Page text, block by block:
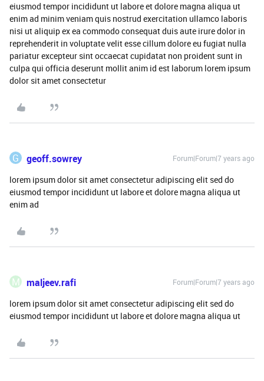
eiusmod tempor incididunt ut labore et dolore magna aliqua ut
enim ad minim veniam quis nostrud exercitation ullamco laboris
nisi ut aliquip ex ea commodo consequat duis aute irure dolor in
reprehenderit in voluptate velit esse cillum dolore eu fugiat nulla
pariatur excepteur sint occaecat cupidatat non proident sunt in
culpa qui officia deserunt mollit anim id est laborum lorem ipsum
dolor sit amet consectetur
G geoff.sowrey Forum|Forum|7 years ago
lorem ipsum dolor sit amet consectetur adipiscing elit sed do
eiusmod tempor incididunt ut labore et dolore magna aliqua ut
enim ad
M maljeev.rafi Forum|Forum|7 years ago
lorem ipsum dolor sit amet consectetur adipiscing elit sed do
eiusmod tempor incididunt ut labore et dolore magna aliqua ut